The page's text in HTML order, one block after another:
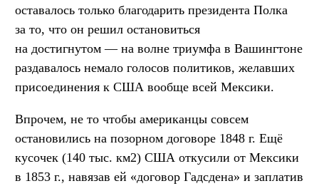
оставалось только благодарить президента Полка
за то, что он решил остановиться
на достигнутом — на волне триумфа в Вашингтоне
раздавалось немало голосов политиков, желавших
присоединения к США вообще всей Мексики.
Впрочем, не то чтобы американцы совсем
остановились на позорном договоре 1848 г. Ещё
кусочек (140 тыс. км2) США откусили от Мексики
в 1853 г., навязав ей «договор Гадсдена» и заплатив